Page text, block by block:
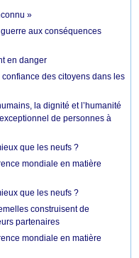
»
aux conséquences
en danger
des citoyens dans les
la dignité et l’humanité
de personnes à
que les neufs ?
mondiale en matière
que les neufs ?
construisent de
partenaires
mondiale en matière